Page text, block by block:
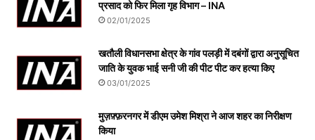
प्रसाद को फिर मिला गृह विभाग – INA
02/01/2025
खतौली विधानसभा क्षेत्र के गांव पलड़ी में दबंगों द्वारा अनुसूचित
जाति के युवक भाई सनी जी की पीट पीट कर हत्या किए
03/01/2025
मुज़फ़्फ़रनगर में डीएम उमेश मिश्रा ने आज शहर का निरीक्षण
किया